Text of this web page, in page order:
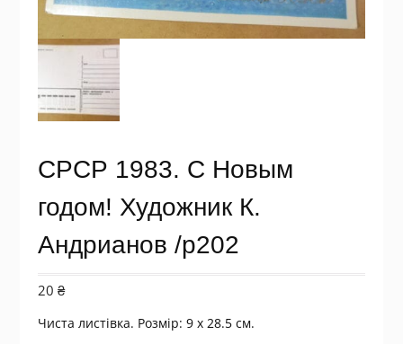
СРСР 1983. С Новым
годом! Художник К.
Андрианов /р202
20 ₴
Чиста листівка. Розмір: 9 х 28.5 см.